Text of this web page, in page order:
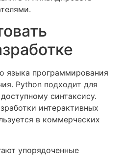
языка программирования
Python подходит для
синтаксису.
интерактивных
в коммерческих
упорядоченные